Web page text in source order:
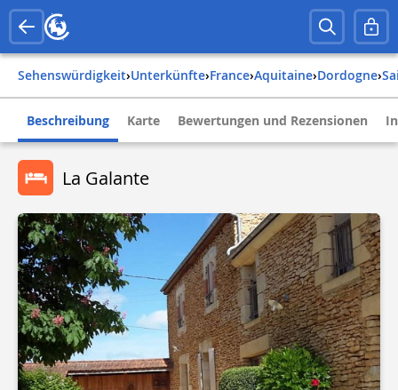
Sehenswürdigkeit› Unterkünfte› france› aquitaine› dordogne›
Beschreibung Karte Bewertungen und Rezensionen
La Galante